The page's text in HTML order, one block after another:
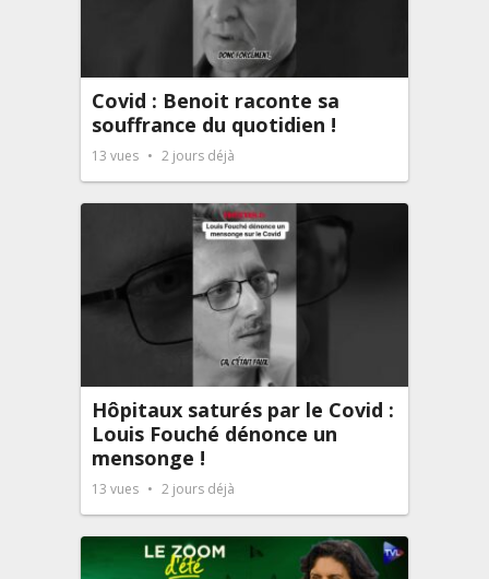
Covid : Benoit raconte sa
souffrance du quotidien !
13 vues 2 jours déjà
Hôpitaux saturés par le Covid :
Louis Fouché dénonce un
mensonge !
13 vues 2 jours déjà